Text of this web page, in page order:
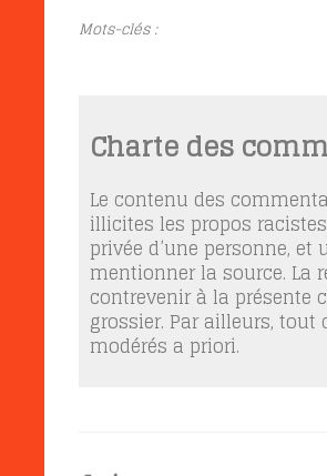
Mots-clés :
Charte des
Le contenu des
illicites les propos
privée d’une personne,
mentionner la source. La
contrevenir à la présente
grossier. Par ailleurs,
modérés a priori.